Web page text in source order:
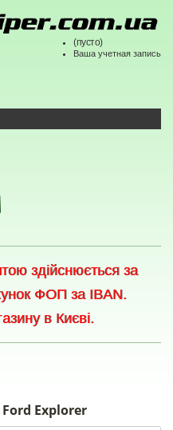
(пусто)
Ваша учетная запись
здійснюється за
ФОП за IBAN.
в Києві.
Explorer